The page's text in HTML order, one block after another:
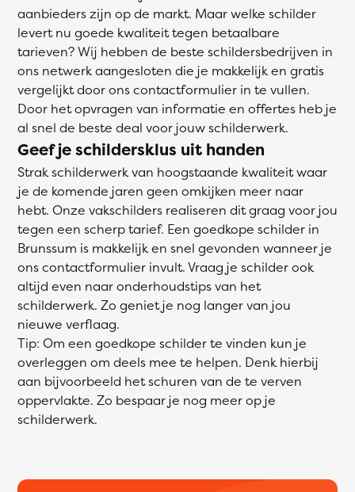
aanbieders zijn op de markt. Maar welke schilder
levert nu goede kwaliteit tegen betaalbare
tarieven? Wij hebben de beste schildersbedrijven in
ons netwerk aangesloten die je makkelijk en gratis
vergelijkt door ons contactformulier in te vullen.
Door het opvragen van informatie en offertes heb je
al snel de beste deal voor jouw schilderwerk.
Geef je schildersklus uit handen
Strak schilderwerk van hoogstaande kwaliteit waar
je de komende jaren geen omkijken meer naar
hebt. Onze vakschilders realiseren dit graag voor jou
tegen een scherp tarief. Een goedkope schilder in
Brunssum is makkelijk en snel gevonden wanneer je
ons contactformulier invult. Vraag je schilder ook
altijd even naar onderhoudstips van het
schilderwerk. Zo geniet je nog langer van jou
nieuwe verflaag.
Tip: Om een goedkope schilder te vinden kun je
overleggen om deels mee te helpen. Denk hierbij
aan bijvoorbeeld het schuren van de te verven
oppervlakte. Zo bespaar je nog meer op je
schilderwerk.